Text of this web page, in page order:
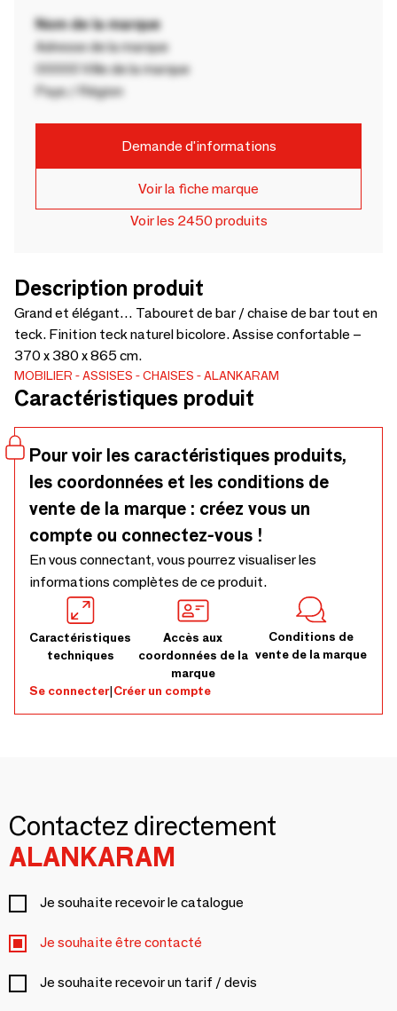
Nom de la marque
Adresse de la marque
00000 Ville de la marque
Pays / Région
Demande d'informations
Voir la fiche marque
Voir les 2450 produits
Description produit
Grand et élégant… Tabouret de bar / chaise de bar tout en
teck. Finition teck naturel bicolore. Assise confortable –
370 x 380 x 865 cm.
MOBILIER ASSISES CHAISES ALANKARAM
Caractéristiques produit
Pour voir les caractéristiques produits,
les coordonnées et les conditions de
vente de la marque : créez vous un
compte ou connectez-vous !
En vous connectant, vous pourrez visualiser les
informations complètes de ce produit.
Caractéristiques
techniques
Accès aux
coordonnées de la
marque
Conditions de
vente de la marque
Se connecter|Créer un compte
Contactez directement
ALANKARAM
Je souhaite recevoir le catalogue
Je souhaite être contacté
Je souhaite recevoir un tarif / devis